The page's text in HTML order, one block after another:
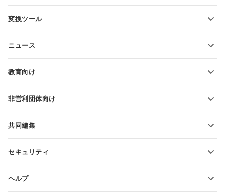
テキスト文書テンプレート
変換ツール
スプレッドシートの変換
ニュース
教育向け
教育関係者向け
非営利団体向け
無料アカウントをリクエスト
共同編集
翻訳者向け
セキュリティ
ヘルプ